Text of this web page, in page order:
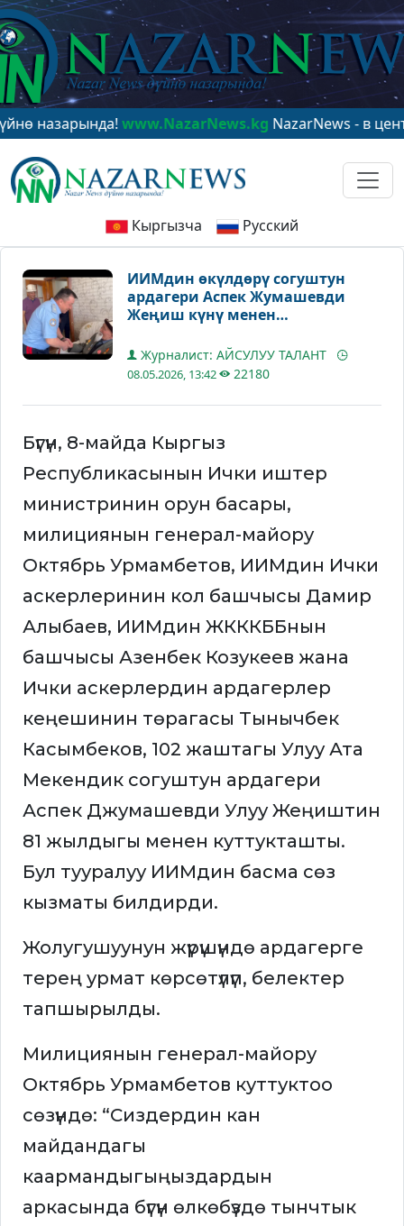
www.NazarNews.kgNazarNews - в центре
Кыргызча Русский
ИИМдин өкүлдөрү согуштун
ардагери Аспек Жумашевди
Жеңиш күнү менен
Журналист: АЙСУЛУУ ТАЛАНТ
08.05.2026, 13:42 22180
Бүгүн, 8-майда Кыргыз
Республикасынын Ички иштер
министринин орун басары,
милициянын генерал-майору
Октябрь Урмамбетов, ИИМдин Ички
аскерлеринин кол башчысы Дамир
Алыбаев, ИИМдин ЖКККББнын
башчысы Азенбек Козукеев жана
Ички аскерлердин ардагерлер
кеңешинин төрагасы Тынычбек
Касымбеков, 102 жаштагы Улуу Ата
Мекендик согуштун ардагери
Аспек Джумашевди Улуу Жеңиштин
81 жылдыгы менен куттукташты.
Бул тууралуу ИИМдин басма сөз
кызматы билдирди.
Жолугушуунун жүрүшүндө ардагерге
терең урмат көрсөтүлүп, белектер
тапшырылды.
Милициянын генерал-майору
Октябрь Урмамбетов куттуктоо
сөзүндө: “Сиздердин кан
майдандагы
каармандыгыңыздардын
аркасында бүгүн өлкөбүздө тынчтык